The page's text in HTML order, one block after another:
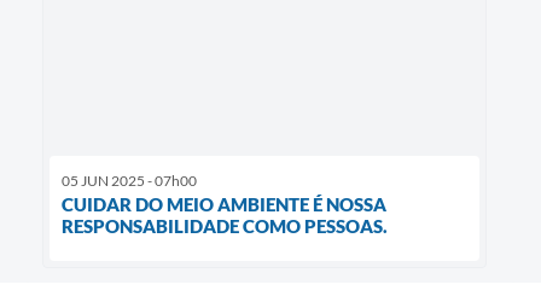
05 JUN 2025 - 07h00
CUIDAR DO MEIO AMBIENTE É NOSSA
RESPONSABILIDADE COMO PESSOAS.